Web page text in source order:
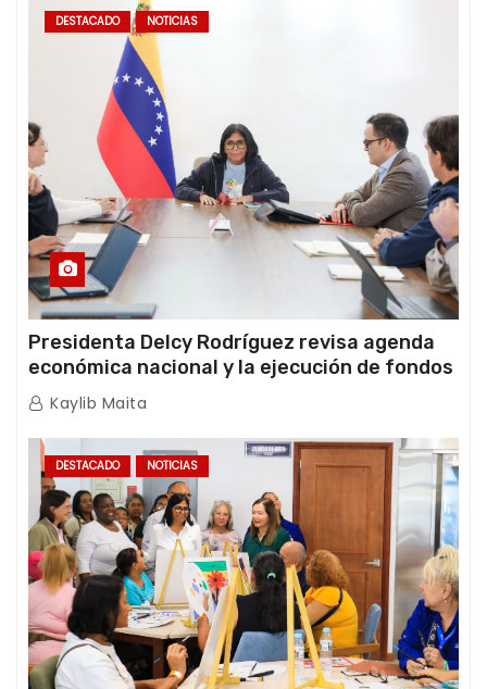
DESTACADO NOTICIAS
Presidenta Delcy Rodríguez revisa agenda
económica nacional y la ejecución de fondos
de emergencia post-sismos
Kaylib Maita
DESTACADO NOTICIAS